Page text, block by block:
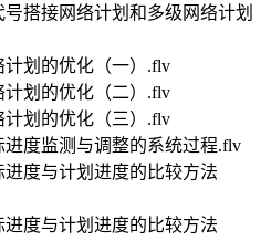
搭接网络计划和多级网络计划
计划的优化（一）.flv
计划的优化（二）.flv
计划的优化（三）.flv
进度监测与调整的系统过程.flv
进度与计划进度的比较方法
进度与计划进度的比较方法